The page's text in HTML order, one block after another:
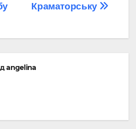
Краматорську
angelina